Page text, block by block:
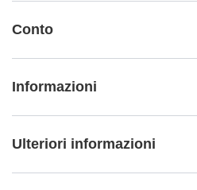
Conto
Informazioni
Ulteriori informazioni